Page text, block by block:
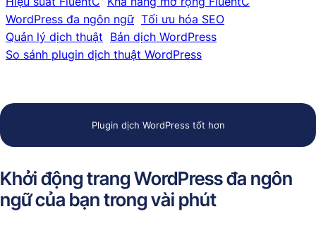
WordPress đa ngôn ngữ Tối ưu hóa SEO
Quản lý dịch thuật Bản dịch WordPress
So sánh plugin dịch thuật WordPress
Plugin dịch WordPress tốt hơn
Khởi động trang WordPress đa ngôn
ngữ của bạn trong vài phút